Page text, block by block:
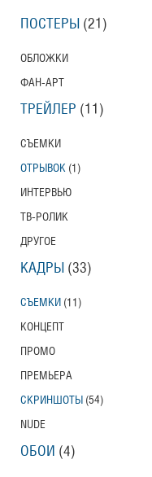
ПОСТЕРЫ (21)
ОБЛОЖКИ
ФАН-АРТ
ТРЕЙЛЕР (11)
СЪЕМКИ
ОТРЫВОК (1)
ИНТЕРВЬЮ
ТВ-РОЛИК
ДРУГОЕ
КАДРЫ (33)
СЪЕМКИ (11)
КОНЦЕПТ
ПРОМО
ПРЕМЬЕРА
СКРИНШОТЫ (54)
NUDE
ОБОИ (4)